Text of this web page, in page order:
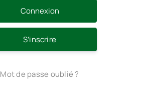
S’inscrire
Mot de passe oublié ?